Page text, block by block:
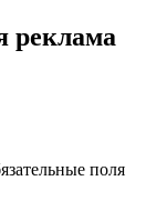
реклама
поля